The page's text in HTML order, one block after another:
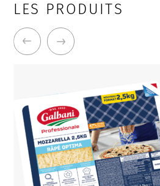
LES PRODUITS